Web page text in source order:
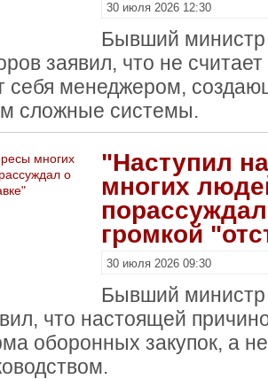
30 июля 2026 12:30
Бывший
заявил, что не
себя менеджером,
сложные системы.
"Наступил
многих
громкой
30 июля 2026 09:30
Бывший
что настоящей
оборонных закупок, а